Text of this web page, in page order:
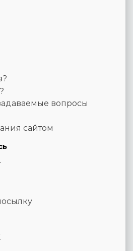
вопросы
сайтом